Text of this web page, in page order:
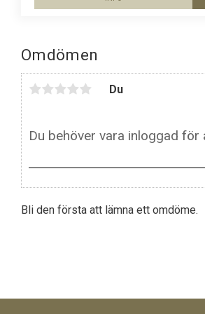
Omdömen
Du
Bli den första att lämna ett omdöme.